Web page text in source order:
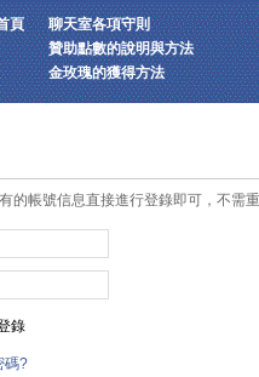
頁
聊天室各項守則
贊助點數的說明與方法
金玫瑰的獲得方法
的帳號信息直接進行登錄即可，不需
錄
碼?